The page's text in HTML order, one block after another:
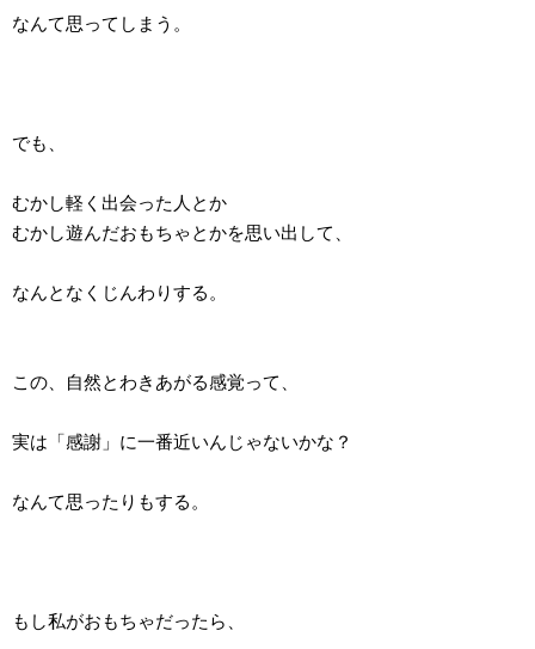
なんて思ってしまう。
でも、
むかし軽く出会った人とか
むかし遊んだおもちゃとかを思い出して、
なんとなくじんわりする。
この、自然とわきあがる感覚って、
実は「感謝」に一番近いんじゃないかな？
なんて思ったりもする。
もし私がおもちゃだったら、